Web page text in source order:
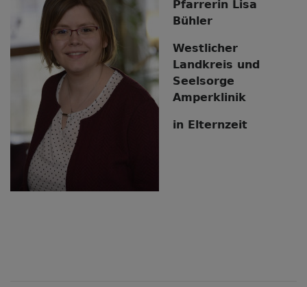
Pfarrerin Lisa
Bühler
Westlicher
Landkreis und
Seelsorge
Amperklinik
in Elternzeit